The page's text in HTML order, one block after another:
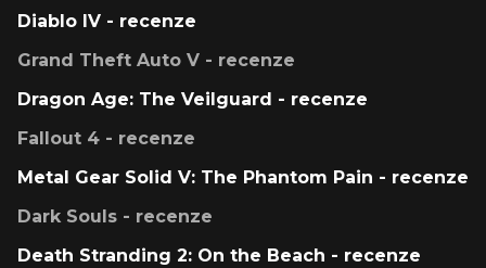
Diablo IV - recenze
Grand Theft Auto V - recenze
Dragon Age: The Veilguard - recenze
Fallout 4 - recenze
Metal Gear Solid V: The Phantom Pain - recenze
Dark Souls - recenze
Death Stranding 2: On the Beach - recenze